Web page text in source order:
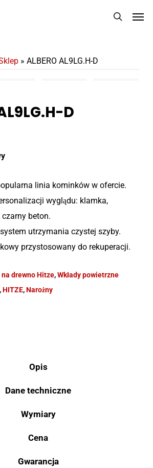
search
» ALBERO AL9LG.H-D
D
linia kominków w ofercie.
wyglądu: klamka,
beton.
utrzymania czystej szyby.
przystosowany do rekuperacji.
drewno Hitze,Wkłady powietrzne
HITZE,Narożny
Opis
Dane techniczne
Wymiary
Cena
Gwarancja